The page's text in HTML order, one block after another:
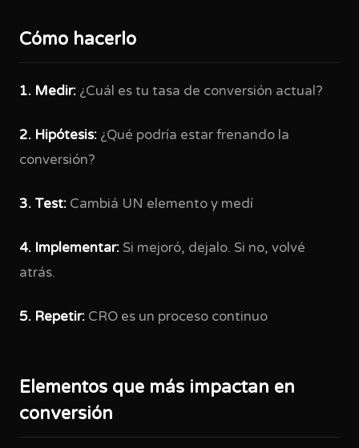
Cómo hacerlo
1. Medir: ¿Cuál es tu tasa de conversión actual?
2. Hipótesis: ¿Qué podría estar frenando la
conversión?
3. Test: Cambiá UN elemento y medí
4. Implementar: Si mejoró, dejalo. Si no, volvé
atrás.
5. Repetir: CRO es un proceso continuo
Elementos que más impactan en
conversión